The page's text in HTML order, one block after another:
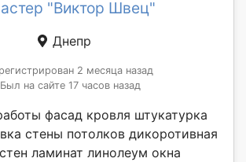
"Виктор Швец"
Днепр
2 месяца назад
Был на сайте 17 часов назад
фасад кровля штукатурка
стены потолков дикоротивная
ламинат линолеум окна